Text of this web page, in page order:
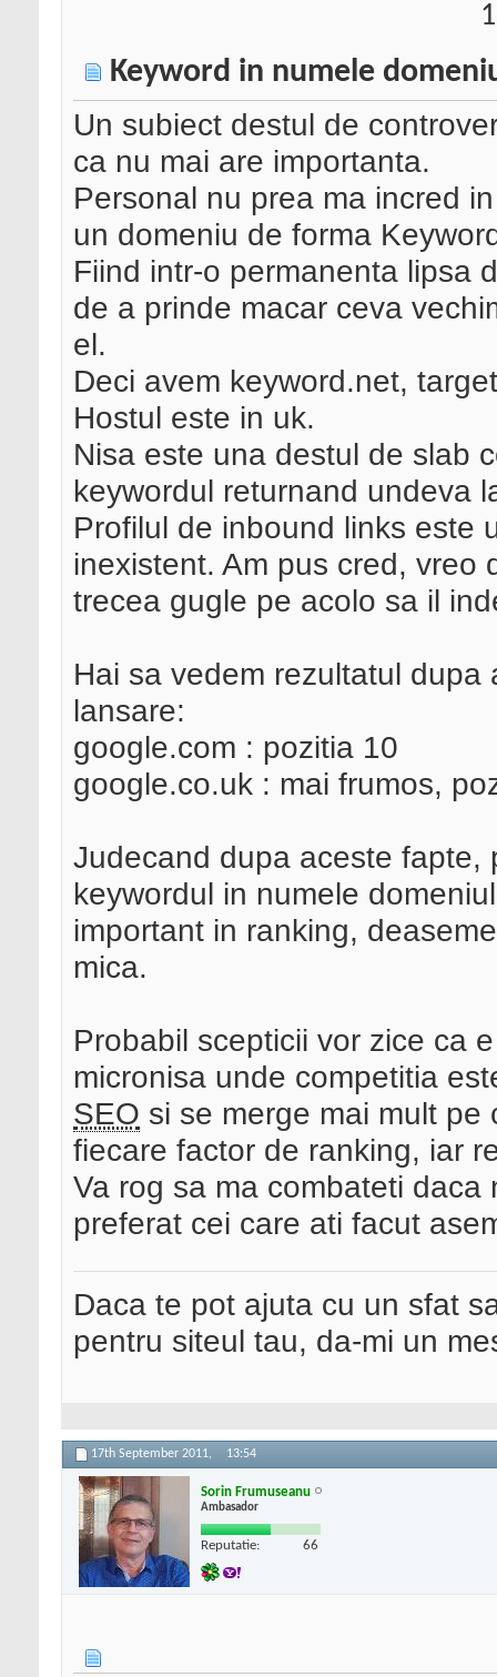
Keyword in numele
Un subiect destul de
ca nu mai are importanta.
Personal nu prea ma incred
un domeniu de forma
Fiind intr-o permanenta lipsa
de a prinde macar ceva
el.
Deci avem keyword.net,
Hostul este in uk.
Nisa este una destul de slab
keywordul returnand undeva
Profilul de inbound links este
inexistent. Am pus cred, vreo
trecea gugle pe acolo sa il
Hai sa vedem rezultatul
lansare:
google.com : pozitia 10
google.co.uk : mai frumos,
Judecand dupa aceste fapte,
keywordul in numele
important in ranking,
mica.
Probabil scepticii vor zice ca
micronisa unde competitia
SEO si se merge mai mult
fiecare factor de ranking, iar
Va rog sa ma combateti
preferat cei care ati facut
Daca te pot ajuta cu un sfat
pentru siteul tau, da-mi un
17th September 2011, 13:54
Sorin Frumuseanu
Ambasador
Reputatie: 66